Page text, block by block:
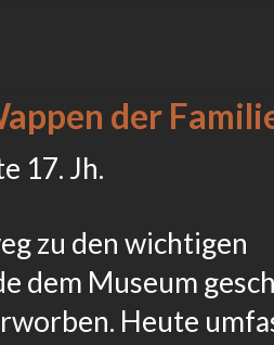
der
17. Jh.
zu den wichtigen
dem Museum
Heute